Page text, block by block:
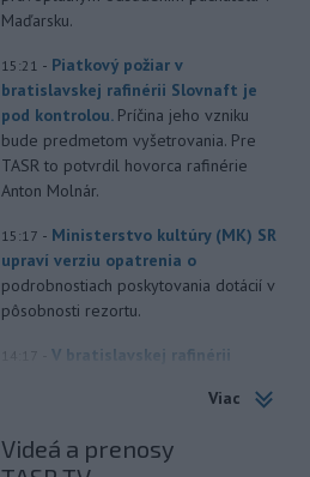
Maďarsku.
15:21 - Piatkový požiar v
bratislavskej rafinérii Slovnaft je
pod kontrolou. Príčina jeho vzniku
bude predmetom vyšetrovania. Pre
TASR to potvrdil hovorca rafinérie
Anton Molnár.
15:17 - Ministerstvo kultúry (MK) SR
upraví verziu opatrenia o
podrobnostiach poskytovania dotácií v
pôsobnosti rezortu.
V bratislavskej rafinérii
TASR o tom informovala
nebezpečenstvo.
Viac
Videá a prenosy